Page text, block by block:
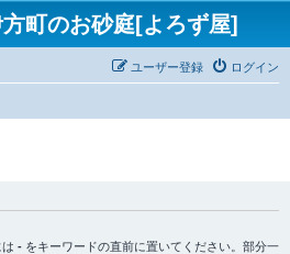
町のお砂庭[よろず屋]
ログイン
ユーザー登録
- をキーワードの直前に置いてください。部分一